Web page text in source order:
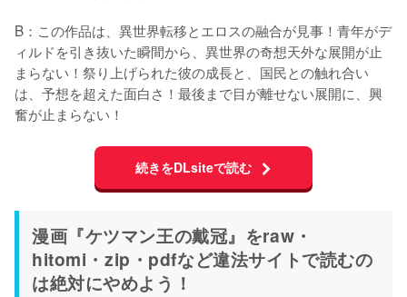
B：この作品は、異世界転移とエロスの融合が見事！青年がデ
ィルドを引き抜いた瞬間から、異世界の奇想天外な展開が止
まらない！祭り上げられた彼の成長と、国民との触れ合い
は、予想を超えた面白さ！最後まで目が離せない展開に、興
奮が止まらない！
続きをDLsiteで読む
漫画『ケツマン王の戴冠』をraw・
hitomi・zip・pdfなど違法サイトで読むの
は絶対にやめよう！